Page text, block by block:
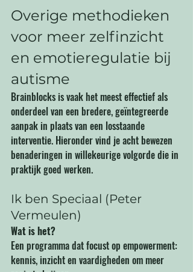
Overige methodieken
voor meer zelfinzicht
en emotieregulatie bij
autisme
Brainblocks is vaak het meest effectief als
onderdeel van een bredere, geïntegreerde
aanpak in plaats van een losstaande
interventie. Hieronder vind je acht bewezen
benaderingen in willekeurige volgorde die in
praktijk goed werken.
Ik ben Speciaal (Peter
Vermeulen)
Wat is het?
Een programma dat focust op empowerment:
kennis, inzicht en vaardigheden om meer